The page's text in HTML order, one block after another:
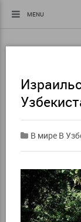
MENU
В мире В